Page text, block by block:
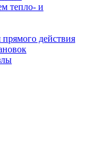
тепло- и
действия